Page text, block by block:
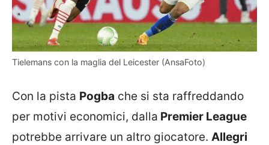
Tielemans con la maglia del Leicester (AnsaFoto)
Con la pista Pogba che si sta raffreddando
per motivi economici, dalla Premier League
potrebbe arrivare un altro giocatore. Allegri